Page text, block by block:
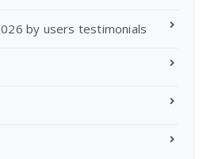
by users testimonials